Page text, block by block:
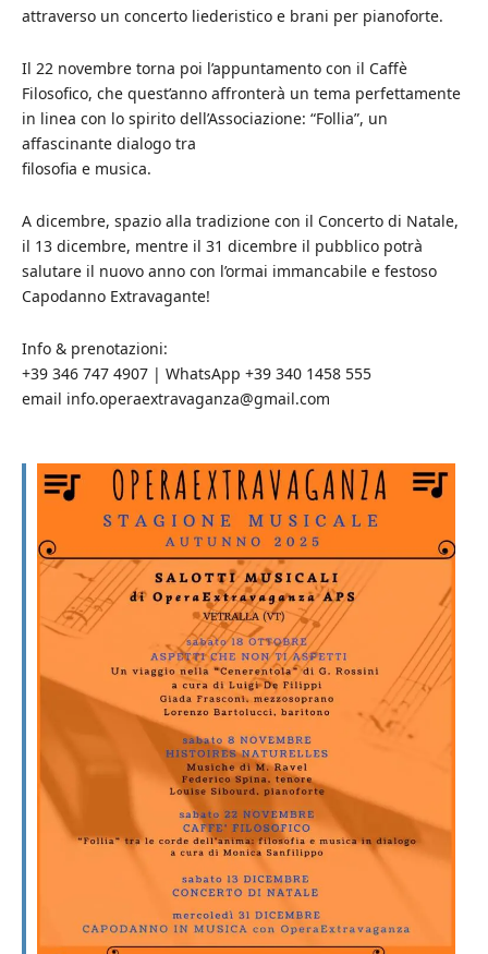
attraverso un concerto liederistico e brani per pianoforte.
Il 22 novembre torna poi l’appuntamento con il Caffè
Filosofico, che quest’anno affronterà un tema perfettamente
in linea con lo spirito dell’Associazione: “Follia”, un
affascinante dialogo tra
filosofia e musica.
A dicembre, spazio alla tradizione con il Concerto di Natale,
il 13 dicembre, mentre il 31 dicembre il pubblico potrà
salutare il nuovo anno con l’ormai immancabile e festoso
Capodanno Extravagante!
Info & prenotazioni:
+39 346 747 4907 | WhatsApp +39 340 1458 555
email info.operaextravaganza@gmail.com